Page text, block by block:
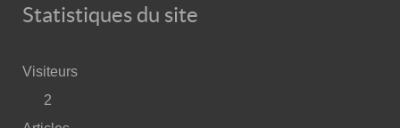
Statistiques du site
Visiteurs
2